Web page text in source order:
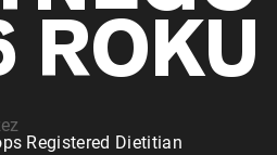
ROKU
Registered Dietitian